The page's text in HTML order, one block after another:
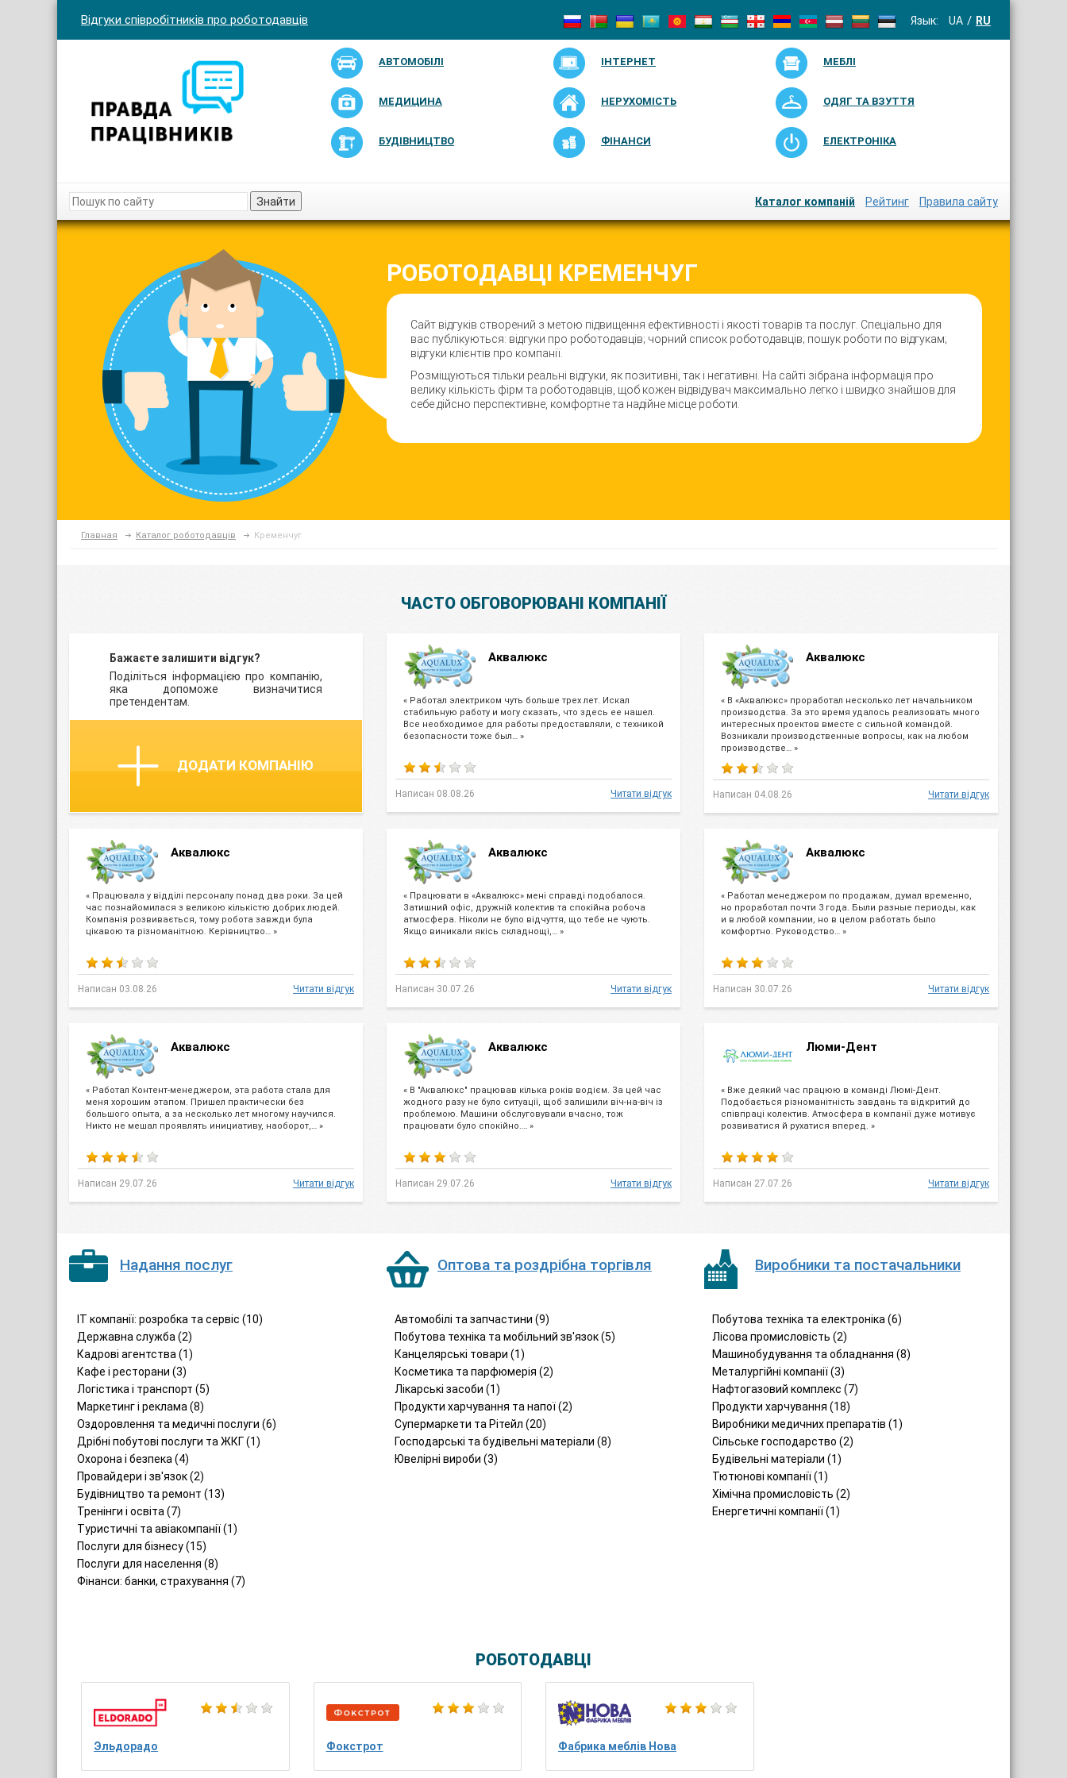
Відгуки співробітників про роботодавців Язык: UA RU
АВТОМОБІЛІ ІНТЕРНЕТ МЕБЛІ
МЕДИЦИНА НЕРУХОМІСТЬ ОДЯГ ТА ВЗУТТЯ
БУДІВНИЦТВО ФІНАНСИ ЕЛЕКТРОНІКА
Знайти Каталог компаній Рейтинг Правила сайту
РОБОТОДАВЦI КРЕМЕНЧУГ
Сайт відгуків створений з метою підвищення ефективності і якості товарiв та послуг. Спеціально для
вас публікуються: відгуки про роботодавців; чорний список роботодавців; пошук роботи по відгукам;
відгуки клієнтів про компанії.
Розміщуються тільки реальні відгуки, як позитивні, так і негативні. На сайті зібрана інформація про
велику кількість фірм та роботодавців, щоб кожен відвідувач максимально легко і швидко знайшов для
себе дійсно перспективне, комфортне та надійне місце роботи.
Главная Каталог роботодавців Кременчуг
ЧАСТО ОБГОВОРЮВАНІ КОМПАНІЇ
Бажаєте залишити відгук?
Поділіться інформацією про компанію,
яка допоможе визначитися
претендентам.
ДОДАТИ КОМПАНІЮ
Аквалюкс
« Работал электриком чуть больше трех лет. Искал
стабильную работу и могу сказать, что здесь ее нашел.
Все необходимое для работы предоставляли, с техникой
безопасности тоже был… »
Написан 08.08.26 Читати відгук
Аквалюкс
« В «Аквалюкс» проработал несколько лет начальником
производства. За это время удалось реализовать много
интересных проектов вместе с сильной командой.
Возникали производственные вопросы, как на любом
производстве… »
Написан 04.08.26 Читати відгук
Аквалюкс
« Працювала у відділі персоналу понад два роки. За цей
час познайомилася з великою кількістю добрих людей.
Компанія розвивається, тому робота завжди була
цікавою та різноманітною. Керівництво… »
Написан 03.08.26 Читати відгук
Аквалюкс
« Працювати в «Аквалюкс» мені справді подобалося.
Затишний офіс, дружній колектив та спокійна робоча
атмосфера. Ніколи не було відчуття, що тебе не чують.
Якщо виникали якісь складнощі,… »
Написан 30.07.26 Читати відгук
Аквалюкс
« Работал менеджером по продажам, думал временно,
но проработал почти 3 года. Были разные периоды, как
и в любой компании, но в целом работать было
комфортно. Руководство… »
Написан 30.07.26 Читати відгук
Аквалюкс
« Работал Контент-менеджером, эта работа стала для
меня хорошим этапом. Пришел практически без
большого опыта, а за несколько лет многому научился.
Никто не мешал проявлять инициативу, наоборот,… »
Написан 29.07.26 Читати відгук
Аквалюкс
« В "Аквалюкс" працював кілька років водієм. За цей час
жодного разу не було ситуації, щоб залишили віч-на-віч із
проблемою. Машини обслуговували вчасно, тож
працювати було спокійно.… »
Написан 29.07.26 Читати відгук
Люми-Дент
« Вже деякий час працюю в команді Люмі-Дент.
Подобається різноманітність завдань та відкритий до
співпраці колектив. Атмосфера в компанії дуже мотивує
розвиватися й рухатися вперед. »
Написан 27.07.26 Читати відгук
Надання послуг
IT компанії: розробка та сервіс (10)
Державна служба (2)
Кадрові агентства (1)
Кафе і ресторани (3)
Логістика і транспорт (5)
Маркетинг і реклама (8)
Оздоровлення та медичні послуги (6)
Дрібні побутові послуги та ЖКГ (1)
Охорона і безпека (4)
Провайдери і зв'язок (2)
Будівництво та ремонт (13)
Тренінги і освіта (7)
Туристичні та авіакомпанії (1)
Послуги для бізнесу (15)
Послуги для населення (8)
Фінанси: банки, страхування (7)
Оптова та роздрібна торгівля
Автомобілі та запчастини (9)
Побутова техніка та мобільний зв'язок (5)
Канцелярські товари (1)
Косметика та парфюмерія (2)
Лікарські засоби (1)
Продукти харчування та напої (2)
Супермаркети та Рітейл (20)
Господарські та будівельні матеріали (8)
Ювелірні вироби (3)
Виробники та постачальники
Побутова техніка та електроніка (6)
Лісова промисловість (2)
Машинобудування та обладнання (8)
Металургійні компанії (3)
Нафтогазовий комплекс (7)
Продукти харчування (18)
Виробники медичних препаратів (1)
Сільське господарство (2)
Будівельні матеріали (1)
Тютюнові компанії (1)
Хімічна промисловість (2)
Енергетичні компанії (1)
РОБОТОДАВЦІ
Эльдорадо Фокстрот Фабрика меблів Нова